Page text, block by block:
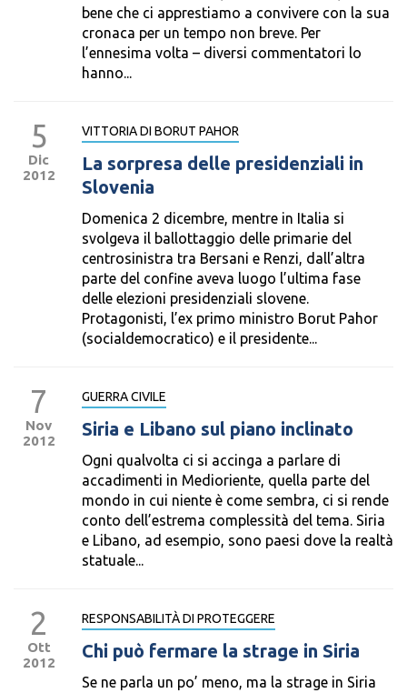
bene che ci apprestiamo a convivere con la sua
cronaca per un tempo non breve. Per
l’ennesima volta – diversi commentatori lo
hanno...
5
Dic
2012
VITTORIA DI BORUT PAHOR
La sorpresa delle presidenziali in
Slovenia
Domenica 2 dicembre, mentre in Italia si
svolgeva il ballottaggio delle primarie del
centrosinistra tra Bersani e Renzi, dall’altra
parte del confine aveva luogo l’ultima fase
delle elezioni presidenziali slovene.
Protagonisti, l’ex primo ministro Borut Pahor
(socialdemocratico) e il presidente...
7
Nov
2012
GUERRA CIVILE
Siria e Libano sul piano inclinato
Ogni qualvolta ci si accinga a parlare di
accadimenti in Medioriente, quella parte del
mondo in cui niente è come sembra, ci si rende
conto dell’estrema complessità del tema. Siria
e Libano, ad esempio, sono paesi dove la realtà
statuale...
2
Ott
2012
RESPONSABILITÀ DI PROTEGGERE
Chi può fermare la strage in Siria
Se ne parla un po’ meno, ma la strage in Siria